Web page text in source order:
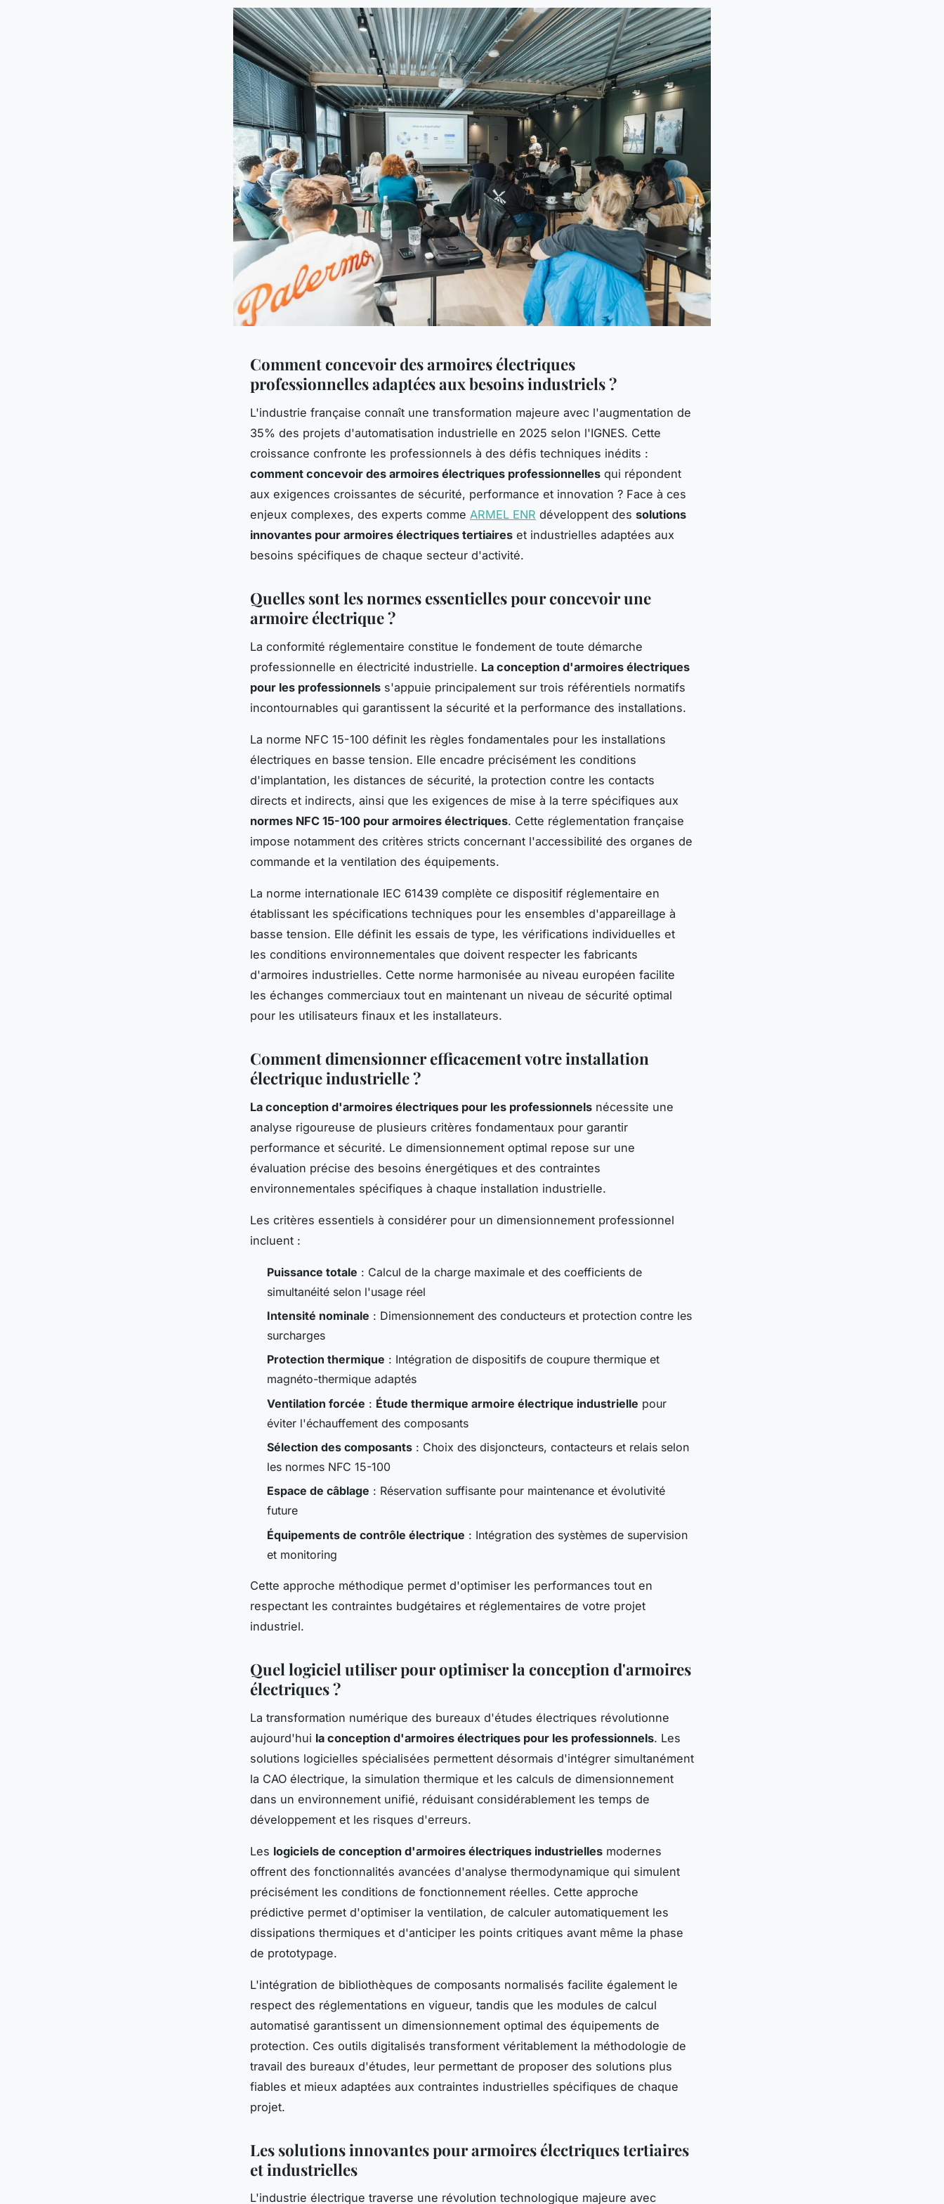
Comment concevoir des armoires électriques
professionnelles adaptées aux besoins industriels ?
L'industrie française connaît une transformation majeure avec l'augmentation de
35% des projets d'automatisation industrielle en 2025 selon l'IGNES. Cette
croissance confronte les professionnels à des défis techniques inédits :
comment concevoir des armoires électriques professionnelles qui répondent
aux exigences croissantes de sécurité, performance et innovation ? Face à ces
enjeux complexes, des experts comme ARMEL ENR développent des solutions
innovantes pour armoires électriques tertiaires et industrielles adaptées aux
besoins spécifiques de chaque secteur d'activité.
Quelles sont les normes essentielles pour concevoir une
armoire électrique ?
La conformité réglementaire constitue le fondement de toute démarche
professionnelle en électricité industrielle. La conception d'armoires électriques
pour les professionnels s'appuie principalement sur trois référentiels normatifs
incontournables qui garantissent la sécurité et la performance des installations.
La norme NFC 15-100 définit les règles fondamentales pour les installations
électriques en basse tension. Elle encadre précisément les conditions
d'implantation, les distances de sécurité, la protection contre les contacts
directs et indirects, ainsi que les exigences de mise à la terre spécifiques aux
normes NFC 15-100 pour armoires électriques. Cette réglementation française
impose notamment des critères stricts concernant l'accessibilité des organes de
commande et la ventilation des équipements.
La norme internationale IEC 61439 complète ce dispositif réglementaire en
établissant les spécifications techniques pour les ensembles d'appareillage à
basse tension. Elle définit les essais de type, les vérifications individuelles et
les conditions environnementales que doivent respecter les fabricants
d'armoires industrielles. Cette norme harmonisée au niveau européen facilite
les échanges commerciaux tout en maintenant un niveau de sécurité optimal
pour les utilisateurs finaux et les installateurs.
Comment dimensionner efficacement votre installation
électrique industrielle ?
La conception d'armoires électriques pour les professionnels nécessite une
analyse rigoureuse de plusieurs critères fondamentaux pour garantir
performance et sécurité. Le dimensionnement optimal repose sur une
évaluation précise des besoins énergétiques et des contraintes
environnementales spécifiques à chaque installation industrielle.
Les critères essentiels à considérer pour un dimensionnement professionnel
incluent :
Puissance totale : Calcul de la charge maximale et des coefficients de
simultanéité selon l'usage réel
Intensité nominale : Dimensionnement des conducteurs et protection contre les
surcharges
Protection thermique : Intégration de dispositifs de coupure thermique et
magnéto-thermique adaptés
Ventilation forcée : Étude thermique armoire électrique industrielle pour
éviter l'échauffement des composants
Sélection des composants : Choix des disjoncteurs, contacteurs et relais selon
les normes NFC 15-100
Espace de câblage : Réservation suffisante pour maintenance et évolutivité
future
Équipements de contrôle électrique : Intégration des systèmes de supervision
et monitoring
Cette approche méthodique permet d'optimiser les performances tout en
respectant les contraintes budgétaires et réglementaires de votre projet
industriel.
Quel logiciel utiliser pour optimiser la conception d'armoires
électriques ?
La transformation numérique des bureaux d'études électriques révolutionne
aujourd'hui la conception d'armoires électriques pour les professionnels. Les
solutions logicielles spécialisées permettent désormais d'intégrer simultanément
la CAO électrique, la simulation thermique et les calculs de dimensionnement
dans un environnement unifié, réduisant considérablement les temps de
développement et les risques d'erreurs.
Les logiciels de conception d'armoires électriques industrielles modernes
offrent des fonctionnalités avancées d'analyse thermodynamique qui simulent
précisément les conditions de fonctionnement réelles. Cette approche
prédictive permet d'optimiser la ventilation, de calculer automatiquement les
dissipations thermiques et d'anticiper les points critiques avant même la phase
de prototypage.
L'intégration de bibliothèques de composants normalisés facilite également le
respect des réglementations en vigueur, tandis que les modules de calcul
automatisé garantissent un dimensionnement optimal des équipements de
protection. Ces outils digitalisés transforment véritablement la méthodologie de
travail des bureaux d'études, leur permettant de proposer des solutions plus
fiables et mieux adaptées aux contraintes industrielles spécifiques de chaque
projet.
Les solutions innovantes pour armoires électriques tertiaires
et industrielles
L'industrie électrique traverse une révolution technologique majeure avec